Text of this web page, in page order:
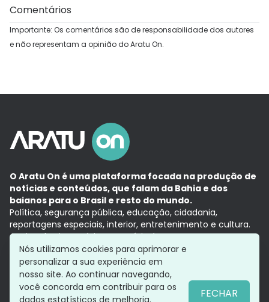
Comentários
Importante: Os comentários são de responsabilidade dos autores
e não representam a opinião do Aratu On.
O Aratu On é uma plataforma focada na produção de
notícias e conteúdos, que falam da Bahia e dos
baianos para o Brasil e resto do mundo.
Política, segurança pública, educação, cidadania,
reportagens especiais, interior, entretenimento e cultura.
Aqui, tudo vira notícia e a notícia é no tempo presente,
com a credibilidade do Grupo Aratu.
Grupo Aratu
Política de privacidade
Nós utilizamos cookies para aprimorar e
personalizar a sua experiência em
nosso site. Ao continuar navegando,
você concorda em contribuir para os
dados estatísticos de melhoria.
FECHAR